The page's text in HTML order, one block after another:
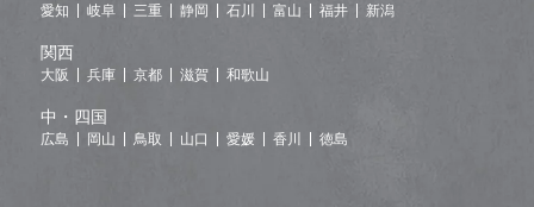
愛知 岐阜 三重 静岡 石川 富山 福井 新潟
関西
大阪 兵庫 京都 滋賀 和歌山
中・四国
広島 岡山 鳥取 山口 愛媛 香川 徳島